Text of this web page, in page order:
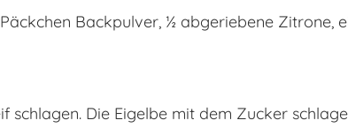
Backpulver, ½ abgeriebene Zitrone,
schlagen. Die Eigelbe mit dem Zucker